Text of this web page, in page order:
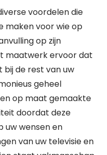
voordelen die
maken voor wie op
op zijn
maatwerk ervoor dat
bij de rest van uw
geheel
op maat gemaakte
doordat deze
uw wensen en
van uw televisie en